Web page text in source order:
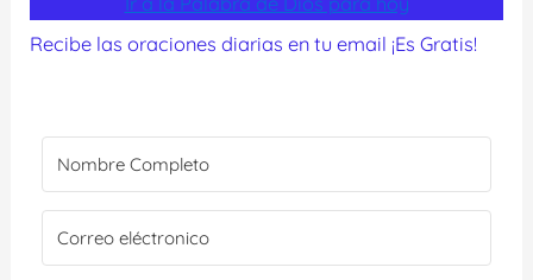
Recibe las oraciones diarias en tu email ¡Es Gratis!